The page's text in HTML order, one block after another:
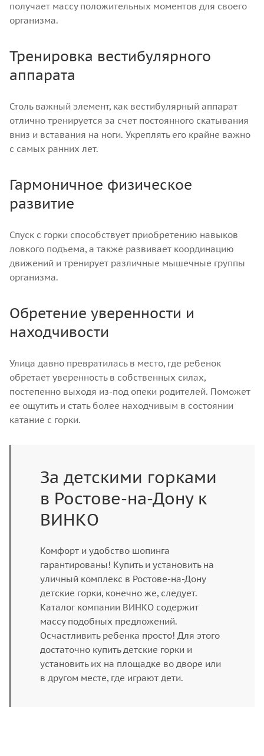
получает массу положительных моментов для своего
организма.
Тренировка вестибулярного
аппарата
Столь важный элемент, как вестибулярный аппарат
отлично тренируется за счет постоянного скатывания
вниз и вставания на ноги. Укреплять его крайне важно
с самых ранних лет.
Гармоничное физическое
развитие
Спуск с горки способствует приобретению навыков
ловкого подъема, а также развивает координацию
движений и тренирует различные мышечные группы
организма.
Обретение уверенности и
находчивости
Улица давно превратилась в место, где ребенок
обретает уверенность в собственных силах,
постепенно выходя из-под опеки родителей. Поможет
ее ощутить и стать более находчивым в состоянии
катание с горки.
За детскими горками
в Ростове-на-Дону к
ВИНКО
Комфорт и удобство шопинга
гарантированы! Купить и установить на
уличный комплекс в Ростове-на-Дону
детские горки, конечно же, следует.
Каталог компании ВИНКО содержит
массу подобных предложений.
Осчастливить ребенка просто! Для этого
достаточно купить детские горки и
установить их на площадке во дворе или
в другом месте, где играют дети.